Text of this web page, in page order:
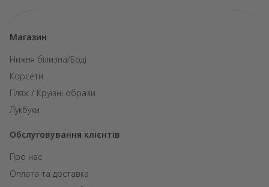
Магазин
Нижня білизна/Боді
Корсети
Пляж / Круїзні образи
Лукбуки
Обслуговування клієнтів
Про нас
Оплата та доставка